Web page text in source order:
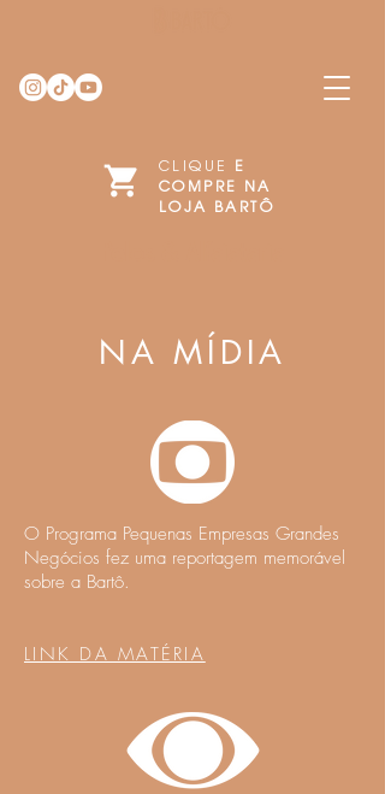
CLIQUE
E
COMPRE NA
LOJA BARTÔ
NA MÍDIA
O Programa Pequenas Empresas Grandes
Negócios fez uma reportagem memorável
sobre a Bartô.
LINK DA MATÉRIA